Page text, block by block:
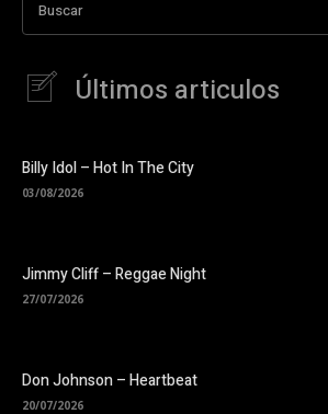
Buscar
Últimos articulos
Billy Idol – Hot In The City
03/08/2026
Jimmy Cliff – Reggae Night
27/07/2026
Don Johnson – Heartbeat
20/07/2026